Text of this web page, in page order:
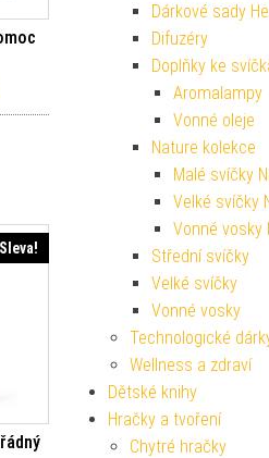
cena byla: 299 Kč.
Aktuální cena je: 269 Kč.
Sleva!
Dárkové sady
Difuzéry
Doplňky ke
Aromalampy
Vonné oleje
Nature kolekce
Malé svíčky
Velké svíčky
Vonné vosky
Střední svíčky
Velké svíčky
Vonné vosky
Technologické
Wellness a zdraví
Dětské knihy
Hračky a tvoření
Chytré hračky